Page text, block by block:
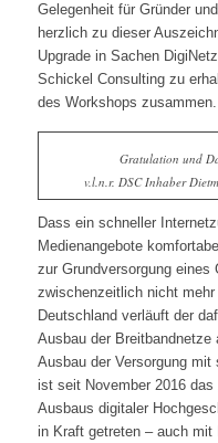
Gelegenheit für Gründer
herzlich zu dieser
Upgrade in Sachen
Schickel Consulting zu
des Workshops zusammen.
Gratulation und
v.l.n.r. DSC Inhaber
Dass ein schneller
Medienangebote
zur Grundversorgung eines
zwischenzeitlich nicht
Deutschland verläuft der
Ausbau der Breitbandnetze
Ausbau der Versorgung
ist seit November 2016 das
Ausbaus digitaler
in Kraft getreten – auch mit